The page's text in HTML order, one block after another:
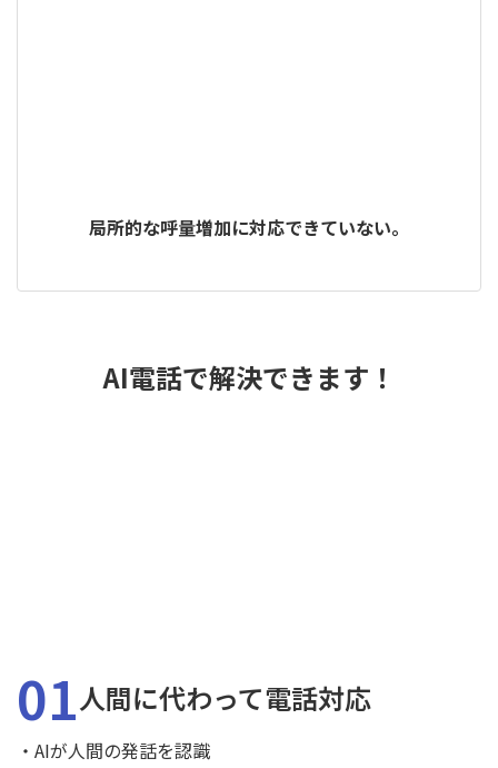
局所的な呼量増加に対応できていない。
AI電話で解決できます！
01人間に代わって電話対応
・AIが人間の発話を認識